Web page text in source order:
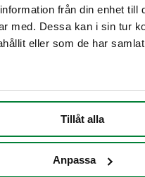
från din enhet
med. Dessa kan i sin tur
eller som de har
Tillåt alla
Anpassa
ja
Yhteystiedot
PWS:stä
Ehdot
GDPR
Henkilötiedot
Impressum